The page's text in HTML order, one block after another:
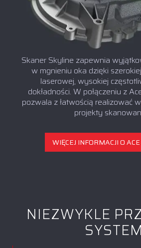
Skaner Skyline zapewnia
w mgnieniu oka dzięki
laserowej, wysokiej
dokładności. W połączeniu z
pozwala z łatwością realizować
projekty
WIĘCEJ INFORMACJI O
NIEZWYKLE
SYSTEM